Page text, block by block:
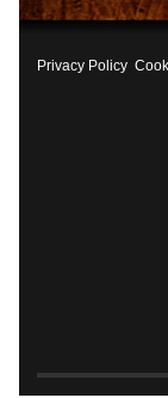
Privacy Policy